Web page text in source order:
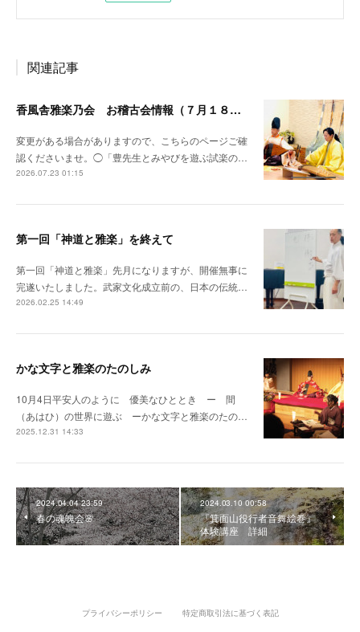
関連記事
香風舎雅楽乃会 お稽古会情報（７月１８日更新）
変更がある場合がありますので、こちらのページご確
認くださいませ。◯「豊先生とみやびを遊ぶ試楽の…
2026.07.23 01:15
第一回「神道と雅楽」を終えて
第一回「神道と雅楽」先月になりますが、開催無事に
完遂いたしました。武家文化成立前の、日本の伝統…
2026.02.25 14:49
かな文字と雅楽のたのしみ
10月4日平安人のように 優美なひととき ー 間
（あはひ）の世界に遊ぶ ーかな文字と雅楽のたの…
2025.12.31 14:33
2024.04.04 23:59
春の魂魄会🌸
2024.03.10 00:58
『箕面山役行者音舞絵巻』
体験講座 詳細
プライバシーポリシー 特定商取引法に基づく表記